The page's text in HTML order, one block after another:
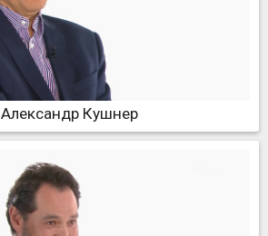
Александр Кушнер